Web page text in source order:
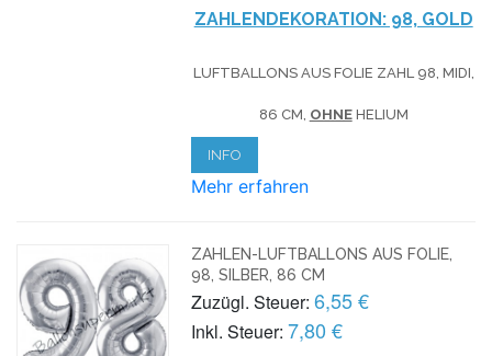
ZAHLENDEKORATION: 98, GOLD
LUFTBALLONS AUS FOLIE ZAHL 98, MIDI,
86 CM, OHNEHELIUM
INFO
Mehr erfahren
ZAHLEN-LUFTBALLONS AUS FOLIE,
98, SILBER, 86 CM
Zuzügl. Steuer: 6,55 €
Inkl. Steuer: 7,80 €